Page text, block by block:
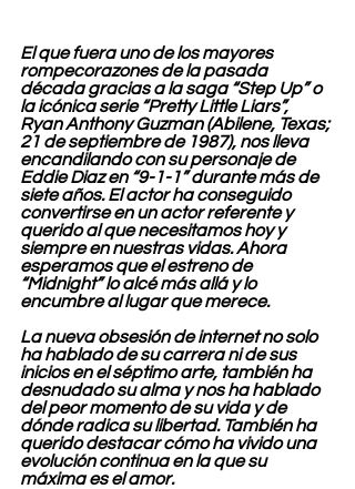
El que fuera uno de los mayores
rompecorazones de la pasada
década gracias a la saga “Step Up” o
la icónica serie “Pretty Little Liars”,
Ryan Anthony Guzman (Abilene, Texas;
21 de septiembre de 1987), nos lleva
encandilando con su personaje de
Eddie Diaz en “9-1-1” durante más de
siete años. El actor ha conseguido
convertirse en un actor referente y
querido al que necesitamos hoy y
siempre en nuestras vidas. Ahora
esperamos que el estreno de
“Midnight” lo alcé más allá y lo
encumbre al lugar que merece.
La nueva obsesión de internet no solo
ha hablado de su carrera ni de sus
inicios en el séptimo arte, también ha
desnudado su alma y nos ha hablado
del peor momento de su vida y de
dónde radica su libertad. También ha
querido destacar cómo ha vivido una
evolución continua en la que su
máxima es el amor.